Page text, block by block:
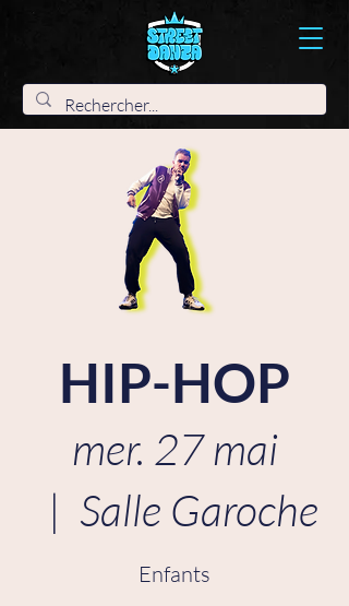
HIP-HOP
mer. 27 mai
  |
Salle Garoche
Enfants